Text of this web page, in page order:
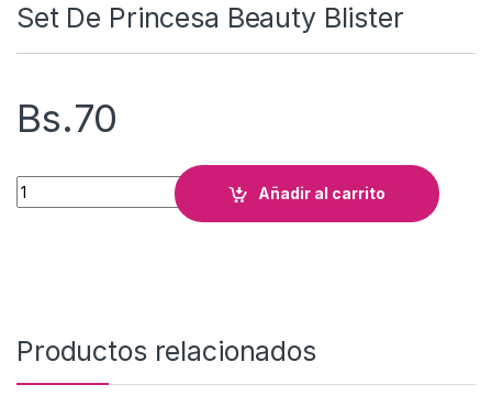
Set De Princesa Beauty Blister
Bs.70
Set De Princesa Beauty Blister cantidad
Añadir al carrito
Productos relacionados